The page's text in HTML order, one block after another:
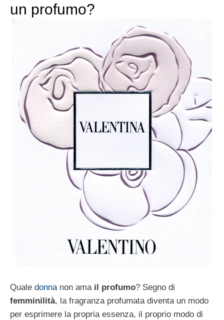
un profumo?
Quale donnanon ama il profumo? Segno di
femminilità, la fragranza profumata diventa un modo
per esprimere la propria essenza, il proprio modo di